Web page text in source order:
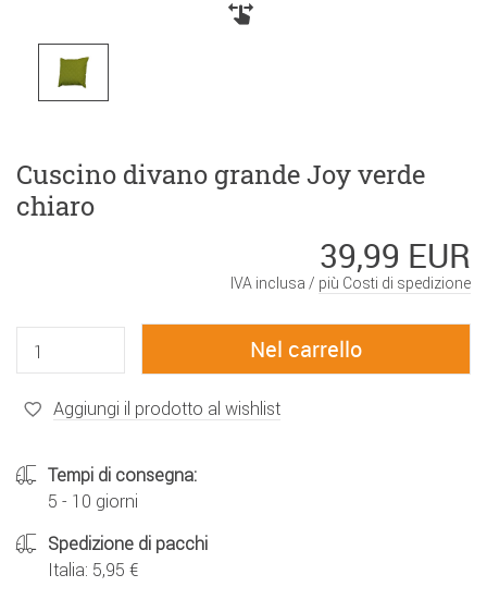
Cuscino divano grande Joy verde
chiaro
39,99 EUR
IVA inclusa / più Costi di spedizione
Aggiungi il prodotto al wishlist
Tempi di consegna:
5 - 10 giorni
Spedizione di pacchi
Italia: 5,95 €